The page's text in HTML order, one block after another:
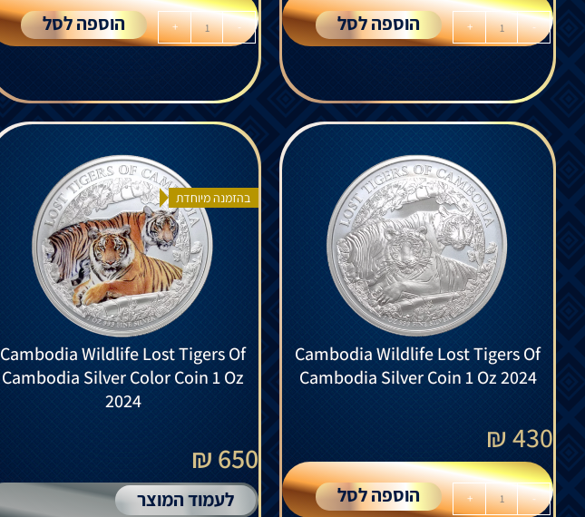
-
+ הוספה לסל -
+ הוספה לסל
Cambodia Wildlife Lost Tigers Of
Cambodia Silver Coin 1 Oz 2024
430
₪
-
+ הוספה לסל
בהזמנה מיוחדת
Cambodia Wildlife Lost Tigers Of
Cambodia Silver Color Coin 1 Oz
2024
650 ₪
לעמוד המוצר